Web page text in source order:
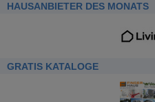
HAUSANBIETER DES MONATS
GRATIS KATALOGE